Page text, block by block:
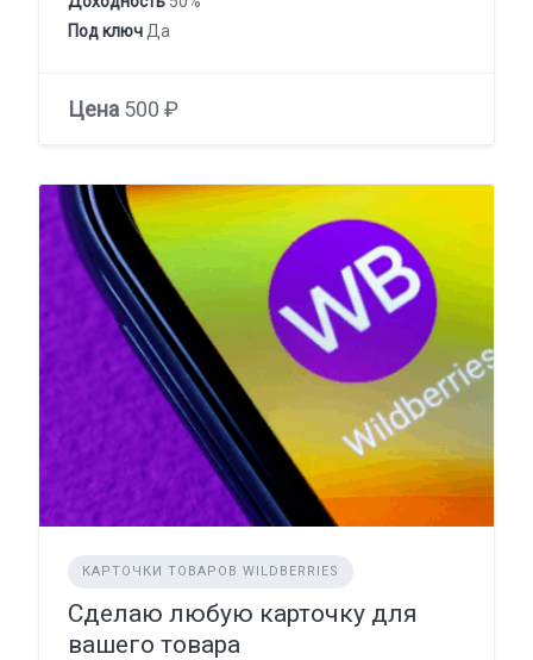
Под ключ Да
Цена 500 ₽
КАРТОЧКИ ТОВАРОВ WILDBERRIES
Сделаю любую карточку для
вашего товара